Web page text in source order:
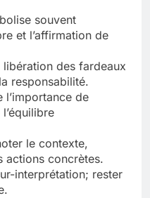
montant la CAF porte
des trous dans le
apparaissent et
traiter
souvent
et l’affirmation de
des fardeaux
responsabilité.
l’importance de
le contexte,
actions concrètes.
interprétation; rester